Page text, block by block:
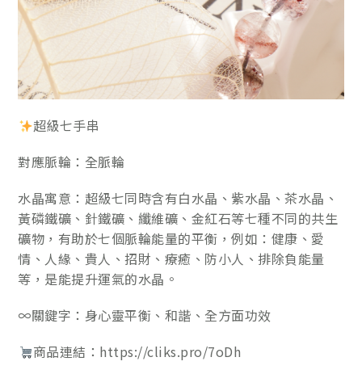
超級七手串
對應脈輪：全脈輪
水晶寓意：超級七同時含有白水晶、紫水晶、茶水晶、
黃磷鐵礦、針鐵礦、纖維礦、金紅石等七種不同的共生
礦物，有助於七個脈輪能量的平衡，例如：健康、愛
情、人緣、貴人、招財、療癒、防小人、排除負能量
等，是能提升運氣的水晶。
∞關鍵字：身心靈平衡、和諧、全方面功效
商品連結：https://cliks.pro/7oDh